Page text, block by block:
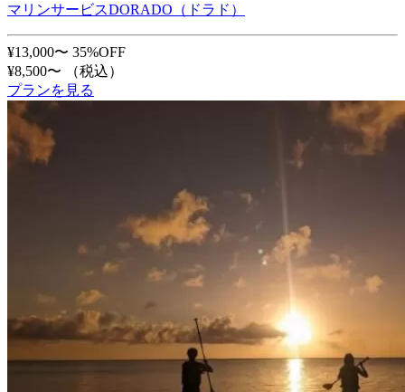
マリンサービスDORADO（ドラド）
¥13,000〜 35%OFF
¥8,500〜
（税込）
プランを見る